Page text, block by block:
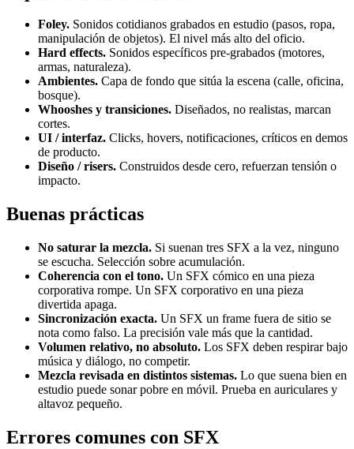
Foley. Sonidos cotidianos grabados en estudio (pasos, ropa,
manipulación de objetos). El nivel más alto del oficio.
Hard effects. Sonidos específicos pre-grabados (motores,
armas, naturaleza).
Ambientes. Capa de fondo que sitúa la escena (calle, oficina,
bosque).
Whooshes y transiciones. Diseñados, no realistas, marcan
cortes.
UI / interfaz. Clicks, hovers, notificaciones, críticos en demos
de producto.
Diseño / risers. Construidos desde cero, refuerzan tensión o
impacto.
Buenas prácticas
No saturar la mezcla. Si suenan tres SFX a la vez, ninguno
se escucha. Selección sobre acumulación.
Coherencia con el tono. Un SFX cómico en una pieza
corporativa rompe. Un SFX corporativo en una pieza
divertida apaga.
Sincronización exacta. Un SFX un frame fuera de sitio se
nota como falso. La precisión vale más que la cantidad.
Volumen relativo, no absoluto. Los SFX deben respirar bajo
música y diálogo, no competir.
Mezcla revisada en distintos sistemas. Lo que suena bien en
estudio puede sonar pobre en móvil. Prueba en auriculares y
altavoz pequeño.
Errores comunes con SFX